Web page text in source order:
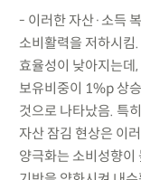
- 이러한 자산·소득
소비활력을 저하시킴
효율성이 낮아지는
보유비중이 1%p 상
것으로 나타났음. 특
자산 잠김 현상은 이
양극화는 소비성향이